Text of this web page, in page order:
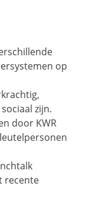
op
zijn.
door KWR
recente